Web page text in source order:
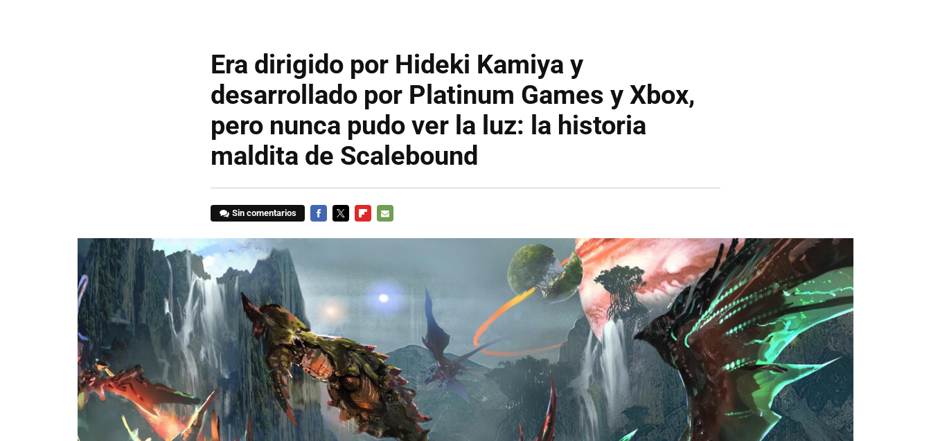
Era dirigido por Hideki Kamiya y
desarrollado por Platinum Games y Xbox,
pero nunca pudo ver la luz: la historia
maldita de Scalebound
Sin comentarios